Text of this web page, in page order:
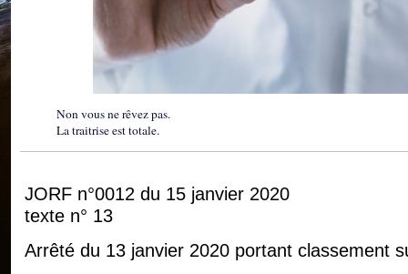
Non vous ne rêvez pas.
La traitrise est totale.
JORF n°0012 du 15 janvier 2020
texte n° 13
Arrêté du 13 janvier 2020 portant classement